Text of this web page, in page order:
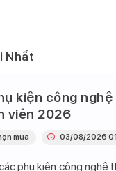
Nhất
kiện công
viên 2026
phụ kiện công nghệ
mua 03/08/2026